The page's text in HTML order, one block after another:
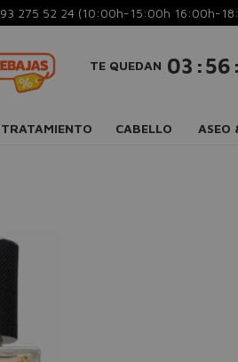
93 275 52 24 (10:00h-15:00h 16:00h-
TE QUEDAN 03 :56 :
TRATAMIENTO CABELLO ASEO